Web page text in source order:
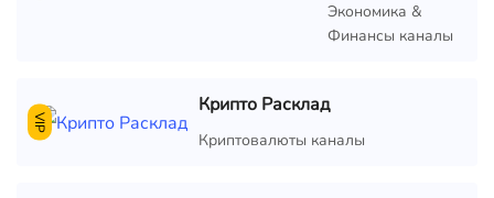
Экономика &
Финансы каналы
VIP
Крипто Расклад
Криптовалюты каналы